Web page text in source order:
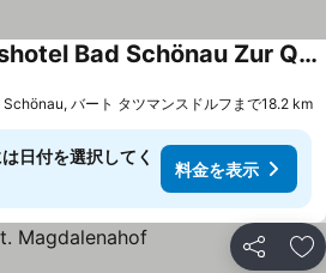
Vivea Gesundheitshotel Bad Schönau Zur Quelle
Schönau, バート タツマンスドルフまで18.2 km
日付を選択してく
料金を表示
シェア お